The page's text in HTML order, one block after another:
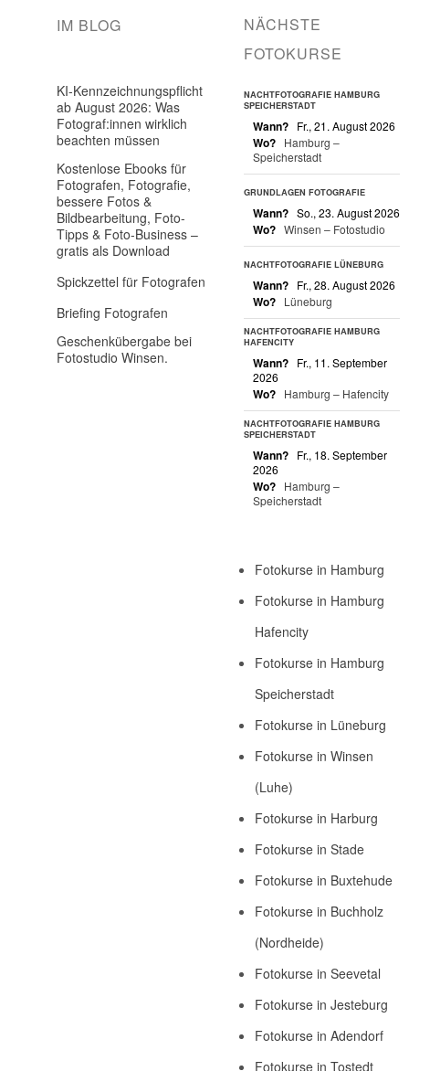
IM BLOG
KI-Kennzeichnungspflicht
ab August 2026: Was
Fotograf:innen wirklich
beachten müssen
Kostenlose Ebooks für
Fotografen, Fotografie,
bessere Fotos &
Bildbearbeitung, Foto-
Tipps & Foto-Business –
gratis als Download
Spickzettel für Fotografen
Briefing Fotografen
Geschenkübergabe bei
Fotostudio Winsen.
NÄCHSTE
FOTOKURSE
NACHTFOTOGRAFIE HAMBURG
SPEICHERSTADT
Wann? Fr., 21. August 2026
Wo?
Hamburg –
Speicherstadt
GRUNDLAGEN FOTOGRAFIE
Wann? So., 23. August 2026
Wo? Winsen – Fotostudio
NACHTFOTOGRAFIE LÜNEBURG
Wann? Fr., 28. August 2026
Wo? Lüneburg
NACHTFOTOGRAFIE HAMBURG
HAFENCITY
Wann?
Fr., 11. September
2026
Wo? Hamburg – Hafencity
NACHTFOTOGRAFIE HAMBURG
SPEICHERSTADT
Wann?
Fr., 18. September
2026
Wo?
Hamburg –
Speicherstadt
Fotokurse in Hamburg
Fotokurse in Hamburg
Hafencity
Fotokurse in Hamburg
Speicherstadt
Fotokurse in Lüneburg
Fotokurse in Winsen
(Luhe)
Fotokurse in Harburg
Fotokurse in Stade
Fotokurse in Buxtehude
Fotokurse in Buchholz
(Nordheide)
Fotokurse in Seevetal
Fotokurse in Jesteburg
Fotokurse in Adendorf
Fotokurse in Tostedt